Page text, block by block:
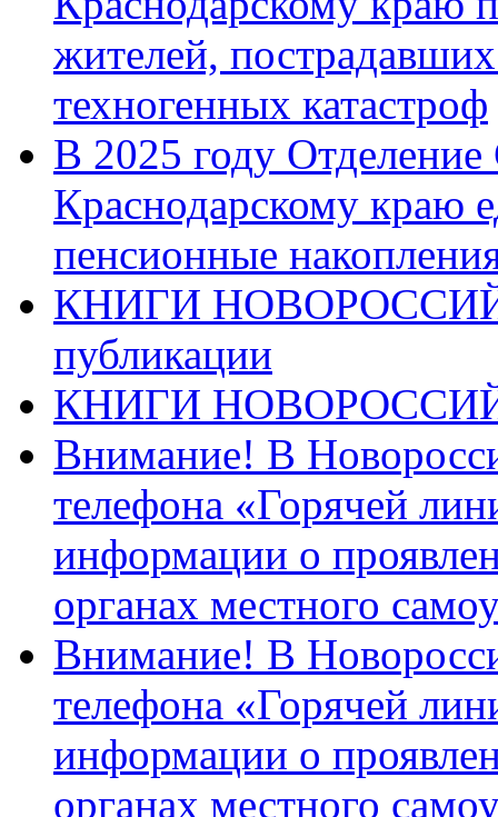
жителей,
техногенных катастроф
В 2025 году
Краснодарскому краю
пенсионные
КНИГИ
публикации
КНИГИ
Внимание! В
телефона «Горячей
информации о
органах местного
Внимание! В
телефона «Горячей
информации о
органах местного